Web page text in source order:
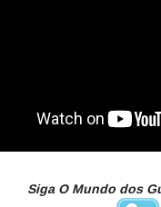
Siga O Mundo dos